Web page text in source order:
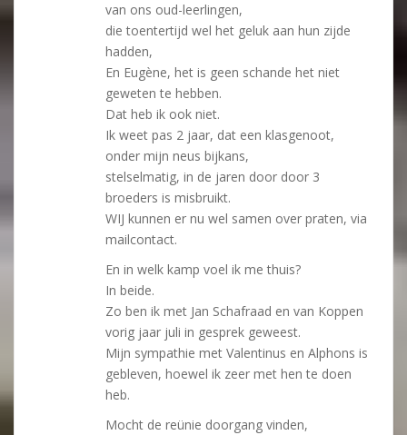
van ons oud-leerlingen,
die toentertijd wel het geluk aan hun zijde
hadden,
En Eugène, het is geen schande het niet
geweten te hebben.
Dat heb ik ook niet.
Ik weet pas 2 jaar, dat een klasgenoot,
onder mijn neus bijkans,
stelselmatig, in de jaren door door 3
broeders is misbruikt.
WIJ kunnen er nu wel samen over praten, via
mailcontact.
En in welk kamp voel ik me thuis?
In beide.
Zo ben ik met Jan Schafraad en van Koppen
vorig jaar juli in gesprek geweest.
Mijn sympathie met Valentinus en Alphons is
gebleven, hoewel ik zeer met hen te doen
heb.
Mocht de reünie doorgang vinden,